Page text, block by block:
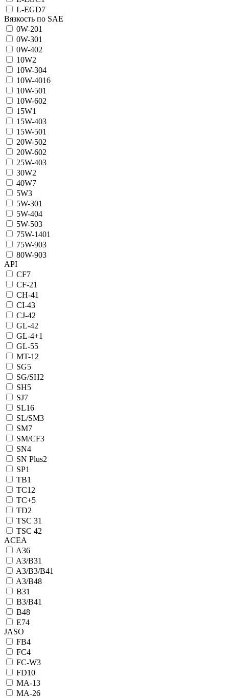
L-EGD7
Вязкость по SAE
0W-201
0W-301
0W-402
10W2
10W-304
10W-4016
10W-501
10W-602
15W1
15W-403
15W-501
20W-502
20W-602
25W-403
30W2
40W7
5W3
5W-301
5W-404
5W-503
75W-1401
75W-903
80W-903
API
CF7
CF-21
CH-41
CI-43
CJ-42
GL-42
GL-4+1
GL-55
MT-1 2
SG5
SG/SH2
SH5
SJ7
SL16
SL/SM3
SM7
SM/CF3
SN4
SN Plus2
SP1
TB1
TC12
TC+5
TD2
TSC 31
TSC 42
ACEA
A36
A3/B31
A3/B3/B41
A3/B48
B31
B3/B41
B48
E74
JASO
FB4
FC4
FC-W3
FD10
MA-13
MA-26